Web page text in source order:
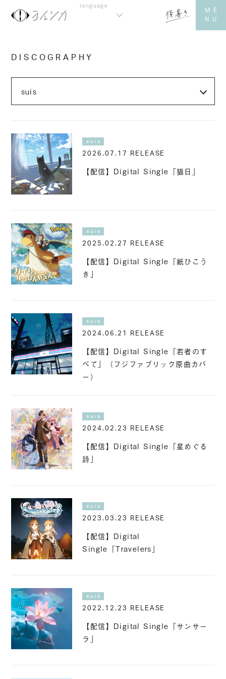
DISCOGRAPHY
suis
2026.07.17 RELEASE
【配信】Digital Single「猫日」
suis
2025.02.27 RELEASE
【配信】Digital Single「紙ひこう
き」
suis
2024.06.21 RELEASE
【配信】Digital Single「若者のす
べて」（フジファブリック原曲カバ
ー）
suis
2024.02.23 RELEASE
【配信】Digital Single「星めぐる
詩」
suis
2023.03.23 RELEASE
【配信】Digital
Single「Travelers」
suis
2022.12.23 RELEASE
【配信】Digital Single「サンサー
ラ」